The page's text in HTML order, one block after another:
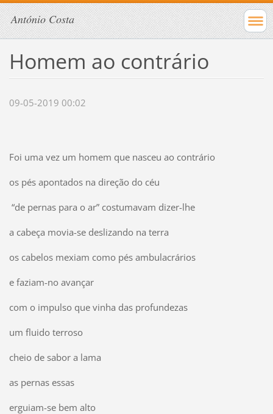
António Costa
Homem ao contrário
09-05-2019 00:02
Foi uma vez um homem que nasceu ao contrário
os pés apontados na direção do céu
“de pernas para o ar” costumavam dizer-lhe
a cabeça movia-se deslizando na terra
os cabelos mexiam como pés ambulacrários
e faziam-no avançar
com o impulso que vinha das profundezas
um fluido terroso
cheio de sabor a lama
as pernas essas
erguiam-se bem alto